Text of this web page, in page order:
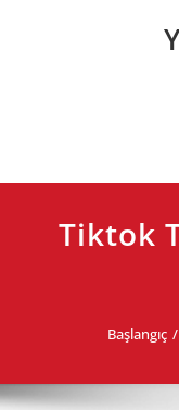
Tiktok
Başlangıç